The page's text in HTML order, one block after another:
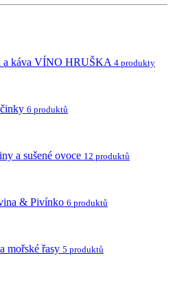
a káva VÍNO HRUŠKA 4 produkty
6 produktů
a sušené ovoce 12 produktů
& Pivínko 6 produktů
mořské řasy 5 produktů